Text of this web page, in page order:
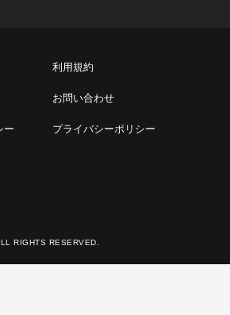
利用規約
お問い合わせ
ー プライバシーポリシー
RIGHTS RESERVED.